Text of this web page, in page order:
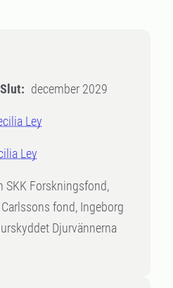
Slut: december 2029
Ley
Ley
SKK Forskningsfond,
fond, Ingeborg
Djurvännerna